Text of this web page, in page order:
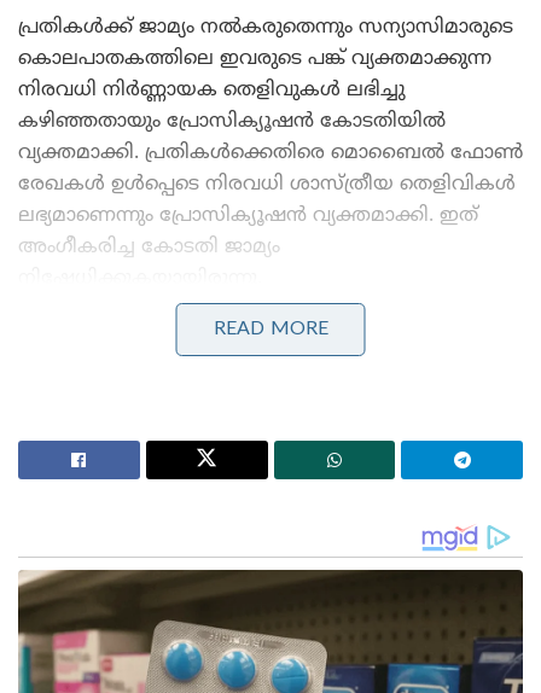
പ്രതികൾക്ക് ജാമ്യം നൽകരുതെന്നും സന്യാസിമാരുടെ
കൊലപാതകത്തിലെ ഇവരുടെ പങ്ക് വ്യക്തമാക്കുന്ന
നിരവധി നിര്‍ണ്ണായക തെളിവുകള്‍ ലഭിച്ചു
കഴിഞ്ഞതായും പ്രോസിക്യൂഷൻ കോടതിയിൽ
വ്യക്തമാക്കി. പ്രതികൾക്കെതിരെ മൊബൈൽ ഫോൺ
രേഖകൾ ഉൾപ്പെടെ നിരവധി ശാസ്ത്രീയ തെളിവികൾ
ലഭ്യമാണെന്നും പ്രോസിക്യൂഷൻ വ്യക്തമാക്കി. ഇത്
അംഗീകരിച്ച കോടതി ജാമ്യം
Stories you may like
ബംഗാൾ സർക്കാരിന് വൻ വീഴ്ച പറ്റിയെന്ന് സി.എ.ജി
റിപ്പോർട്ട്
ബഹളവുമായി രാഹുലും സംഘവും; പാർലമെന്റ്
കേസിൽ പ്രായപൂർത്തിയാകാത്ത 11 പേരുൾപ്പെടെ
165 പേർക്കെതിരെ അന്വേഷണ സംഘം കുറ്റപത്രം
READ MORE